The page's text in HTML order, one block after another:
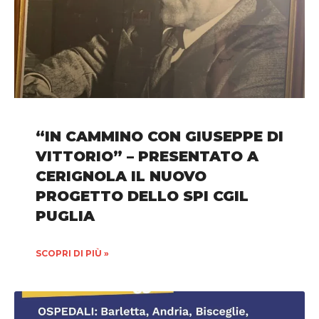
“IN CAMMINO CON GIUSEPPE DI
VITTORIO” – PRESENTATO A
CERIGNOLA IL NUOVO
PROGETTO DELLO SPI CGIL
PUGLIA
SCOPRI DI PIÙ »